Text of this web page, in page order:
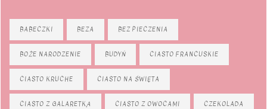
BABECZKI BEZA BEZ PIECZENIA
BOŻE NARODZENIE BUDYŃ CIASTO FRANCUSKIE
CIASTO KRUCHE CIASTO NA ŚWIĘTA
CIASTO Z GALARETKĄ CIASTO Z OWOCAMI CZEKOLADA